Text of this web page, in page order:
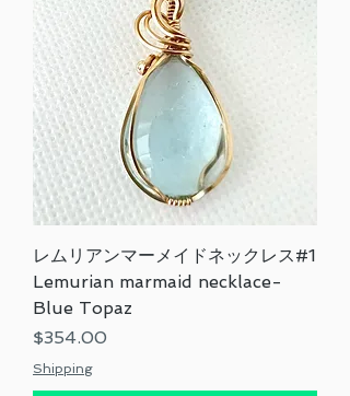
レムリアンマーメイドネックレス#1
Lemurian marmaid necklace-
Blue Topaz
価格
$354.00
Shipping